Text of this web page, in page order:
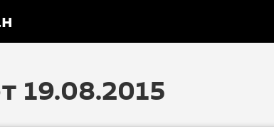
19.08.2015